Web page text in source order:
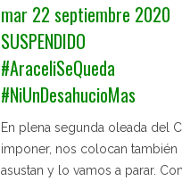
mar 22 septiembre 2020
SUSPENDIDO
#AraceliSeQueda
#NiUnDesahucioMas
En plena segunda oleada del
imponer, nos colocan también
asustan y lo vamos a parar.